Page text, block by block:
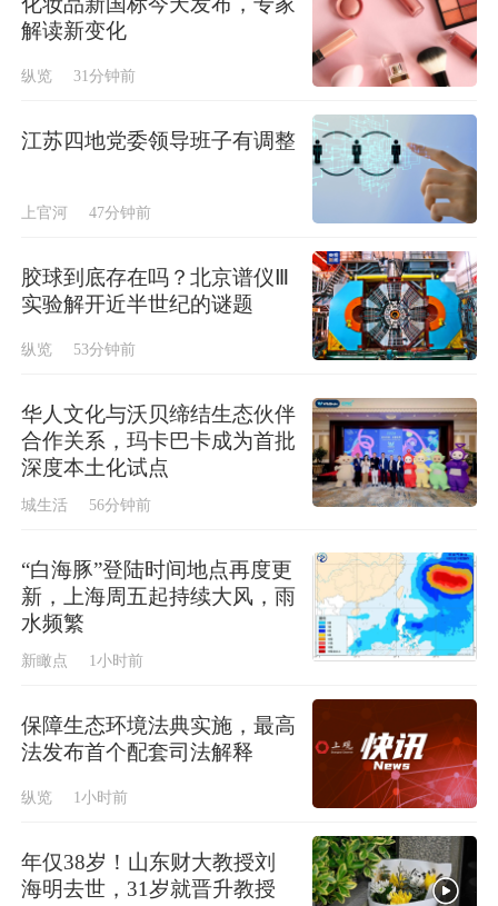
解读新变化
纵览 31分钟前
江苏四地党委领导班子有调整
上官河 47分钟前
胶球到底存在吗？北京谱仪Ⅲ
实验解开近半世纪的谜题
纵览 53分钟前
华人文化与沃贝缔结生态伙伴
合作关系，玛卡巴卡成为首批
深度本土化试点
城生活 56分钟前
“白海豚”登陆时间地点再度更
新，上海周五起持续大风，雨
水频繁
新瞰点 1小时前
保障生态环境法典实施，最高
法发布首个配套司法解释
纵览 1小时前
年仅38岁！山东财大教授刘
海明去世，31岁就晋升教授